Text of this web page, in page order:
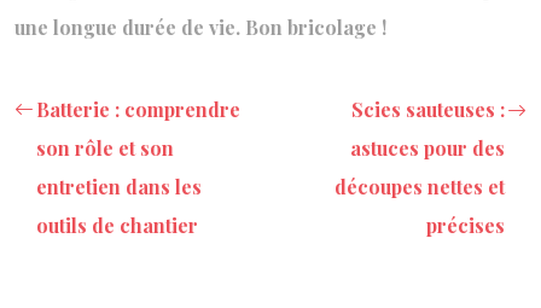
une longue durée de vie. Bon bricolage !
Batterie : comprendre
son rôle et son
entretien dans les
outils de chantier
Scies sauteuses :
astuces pour des
découpes nettes et
précises